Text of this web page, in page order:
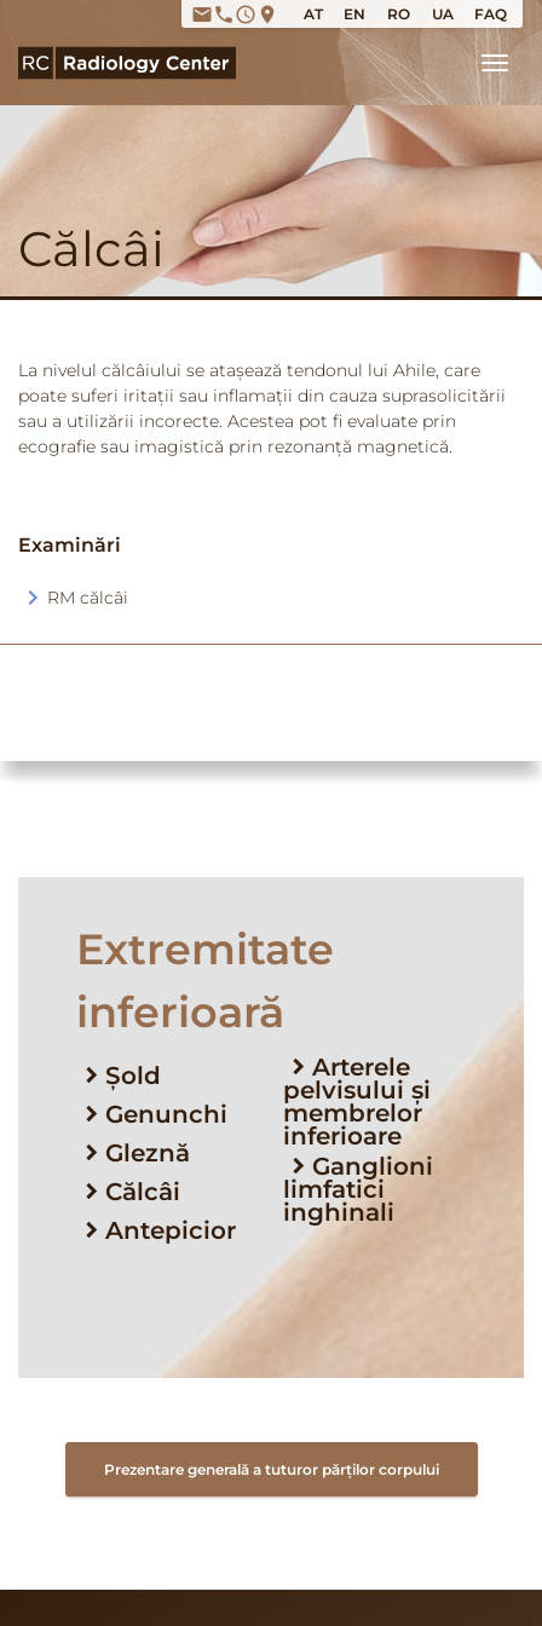
emailphoneaccess_time place AT EN RO UA FAQ
Călcâi
La nivelul călcâiului se atașează tendonul lui Ahile, care
poate suferi iritații sau inflamații din cauza suprasolicitării
sau a utilizării incorecte. Acestea pot fi evaluate prin
ecografie sau imagistică prin rezonanță magnetică.
Examinări
RM călcâi
Extremitate
inferioară
Șold
Genunchi
Gleznă
Călcâi
Antepicior
Arterele
pelvisului și
membrelor
inferioare
Ganglioni
limfatici
inghinali
Prezentare generală a tuturor părților corpului